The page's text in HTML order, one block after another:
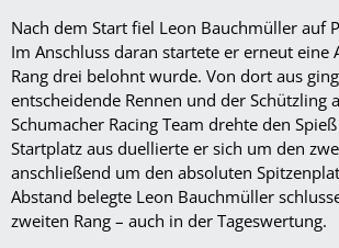
Nach dem Start fiel Leon Bauchmüller auf
Im Anschluss daran startete er erneut eine
Rang drei belohnt wurde. Von dort aus
entscheidende Rennen und der Schützling
Schumacher Racing Team drehte den
Startplatz aus duellierte er sich um den
anschließend um den absoluten
Abstand belegte Leon Bauchmüller
zweiten Rang – auch in der Tageswertung.